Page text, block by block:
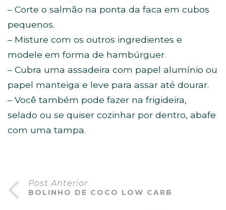
– Corte o salmão na ponta da faca em cubos
pequenos.
– Misture com os outros ingredientes e
modele em forma de hambúrguer.
– Cubra uma assadeira com papel alumínio ou
papel manteiga e leve para assar até dourar.
– Você também pode fazer na frigideira,
selado ou se quiser cozinhar por dentro, abafe
com uma tampa.
Post Anterior
BOLINHO DE COCO LOW CARB